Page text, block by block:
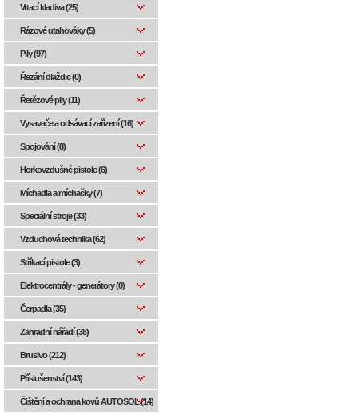
Vrtací kladiva (25)
Rázové utahováky (5)
Pily (97)
Řezání dlaždic (0)
Řetězové pily (11)
Vysavače a odsávací zařízení (16)
Spojování (8)
Horkovzdušné pistole (6)
Míchadla a míchačky (7)
Speciální stroje (33)
Vzduchová technika (62)
Stříkací pistole (3)
Elektrocentrály - generátory (0)
Čerpadla (35)
Zahradní nářadí (38)
Brusivo (212)
Příslušenství (143)
Čištění a ochrana kovů AUTOSOL (14)